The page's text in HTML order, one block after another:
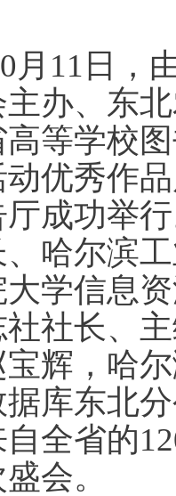
月11日，
办、东
等学校
优秀作
成功举
哈尔滨
学信息
社长、
辉，哈
库东北
全省的
会。